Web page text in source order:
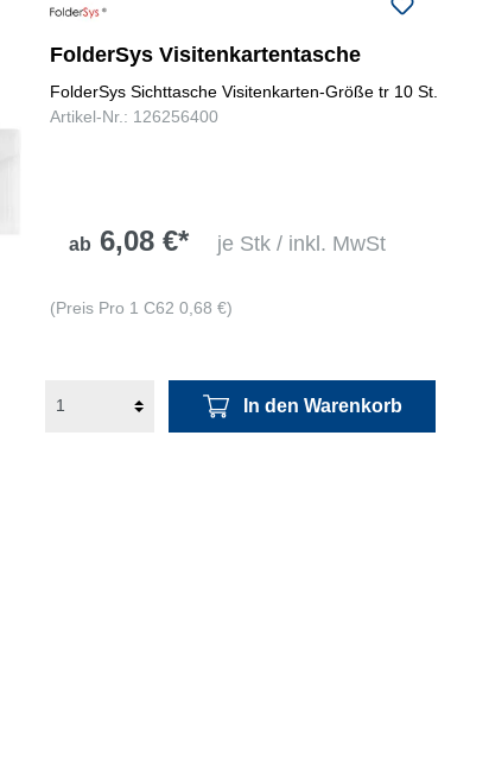
folgenden Nummer bei uns:
0731 977197-0
FolderSys Visitenkartentasche
FolderSys Sichttasche Visitenkarten-Größe tr 10 St.
Artikel-Nr.: 126256400
ab 6,08 €* je Stk / inkl. MwSt
(Preis Pro 1 C62 0,68 €)
In den Warenkorb